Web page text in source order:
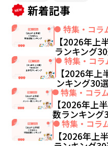
新着記事
特集・コラ
【2026年上
ランキング
特集・コラ
【2026年
ンキング30
特集・コラ
【2026年上
数ランキング
特集・コラ
【2026年上